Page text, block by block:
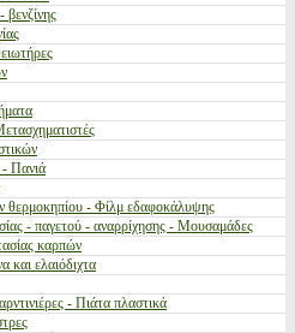
Πανιά
θερμοκηπίου - Φίλμ εδαφοκάλυψης
- παγετού - αναρρίχησης - Μουσαμάδες
καρπών
και ελαιόδιχτα
- Πιάτα πλαστικά